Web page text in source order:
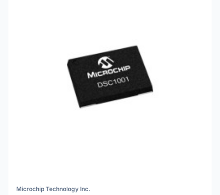
Microchip Technology Inc.